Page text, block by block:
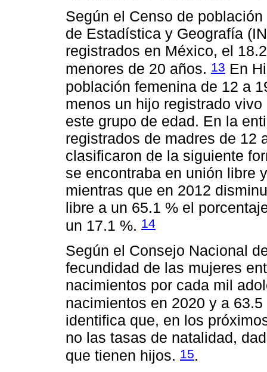
Según el Censo de
de Estadística y Geografía
registrados en México, el
menores de 20 años. 13 En
población femenina de 12 a
menos un hijo registrado
este grupo de edad. En la
registrados de madres de 12
clasificaron de la siguiente
se encontraba en unión libre
mientras que en 2012
libre a un 65.1 % el
un 17.1 %. 14
Según el Consejo Nacional
fecundidad de las mujeres
nacimientos por cada mil
nacimientos en 2020 y a
identifica que, en los
no las tasas de natalidad,
que tienen hijos. 15.